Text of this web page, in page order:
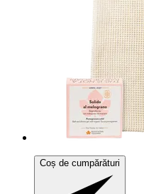
Coș de cumpărături